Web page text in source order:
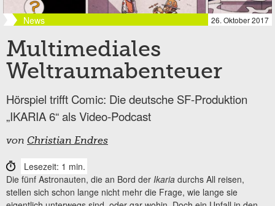
News 26. Oktober 2017
Multimediales
Weltraumabenteuer
Hörspiel trifft Comic: Die deutsche SF-Produktion
„IKARIA 6“ als Video-Podcast
von Christian Endres
Lesezeit: 1 min.
Die fünf Astronauten, die an Bord der Ikaria durchs All reisen,
stellen sich schon lange nicht mehr die Frage, wie lange sie